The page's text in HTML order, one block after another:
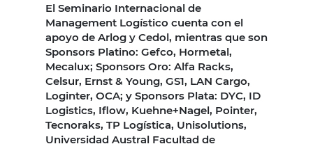
El Seminario Internacional de
Management Logístico cuenta con el
apoyo de Arlog y Cedol, mientras que son
Sponsors Platino: Gefco, Hormetal,
Mecalux; Sponsors Oro: Alfa Racks,
Celsur, Ernst & Young, GS1, LAN Cargo,
Loginter, OCA; y Sponsors Plata: DYC, ID
Logistics, Iflow, Kuehne+Nagel, Pointer,
Tecnoraks, TP Logística, Unisolutions,
Universidad Austral Facultad de